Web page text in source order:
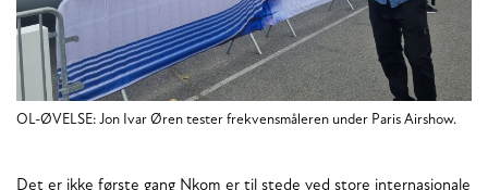
OL-ØVELSE: Jon Ivar Øren tester frekvensmåleren under Paris Airshow.
Det er ikke første gang Nkom er til stede ved store internasjonale